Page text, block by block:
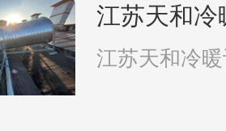
江苏天和冷
限公司
江苏天和冷